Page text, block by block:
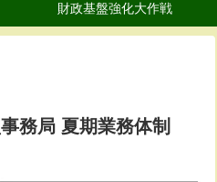
財政基盤強化大作戦
務局 夏期業務体制